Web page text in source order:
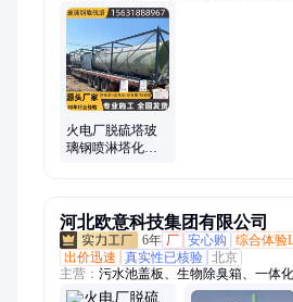
玻璃钢管道管件、玻璃钢除臭箱、玻璃
玻璃钢食品级水罐、玻璃钢方槽、玻璃
璃钢罐子、玻璃钢冷却塔、冷却塔填料
箱、玻璃钢脱硫塔、玻璃钢盐酸罐、玻
罐、玻璃钢运输罐、玻璃钢防腐工程、
体化泵站、不锈钢水箱
火电厂脱硫塔玻
璃钢喷淋塔化工
河北欧意科技集团有限公司
6年 厂 安心购 综合体验
出价迅速
真实性已核验 北京
主营： 污水池盖板、生物除臭箱、一体
脱硫塔喷淋管、玻璃钢风管、玻璃钢花